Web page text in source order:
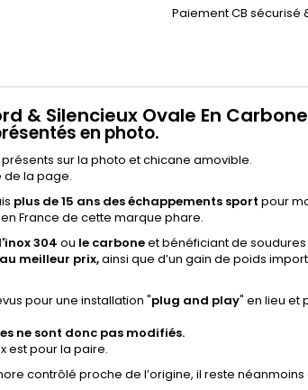
Paiement CB sécurisé
& Silencieux Ovale En
en photo.
sur la photo et chicane amovible.
de la page.
plus de 15 ans des échappements sport pour
France de cette marque phare.
l'inox 304 ou le carboneet bénéficiant de
au meilleur prix,ainsi que d’un gain de poids
pour une installation "plug and play" en lieu et
ne sont donc pas modifiés.
est pour la paire.
contrôlé proche de l’origine, il reste